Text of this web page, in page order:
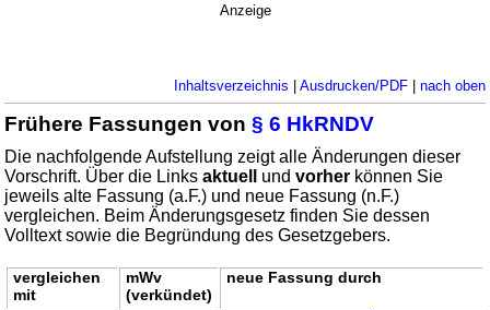
Anzeige
Inhaltsverzeichnis | Ausdrucken/PDF| nach oben
Frühere Fassungen von§ 6 HkRNDV
Die nachfolgende Aufstellung zeigt alle Änderungen dieser
Vorschrift. Über die Linksaktuell undvorher können Sie
jeweils alte Fassung (a.F.) und neue Fassung (n.F.)
vergleichen. Beim Änderungsgesetz finden Sie dessen
Volltext sowie die Begründung des Gesetzgebers.
vergleichen
mit
mWv
(verkündet)
neue Fassung durch